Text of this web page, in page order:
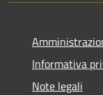
Informativa
Note legali